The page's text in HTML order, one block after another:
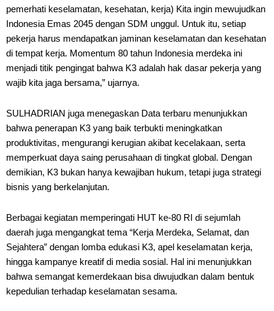
pemerhati keselamatan, kesehatan, kerja) Kita ingin mewujudkan
Indonesia Emas 2045 dengan SDM unggul. Untuk itu, setiap
pekerja harus mendapatkan jaminan keselamatan dan kesehatan
di tempat kerja. Momentum 80 tahun Indonesia merdeka ini
menjadi titik pengingat bahwa K3 adalah hak dasar pekerja yang
wajib kita jaga bersama,” ujarnya.
SULHADRIAN juga menegaskan Data terbaru menunjukkan
bahwa penerapan K3 yang baik terbukti meningkatkan
produktivitas, mengurangi kerugian akibat kecelakaan, serta
memperkuat daya saing perusahaan di tingkat global. Dengan
demikian, K3 bukan hanya kewajiban hukum, tetapi juga strategi
bisnis yang berkelanjutan.
Berbagai kegiatan memperingati HUT ke-80 RI di sejumlah
daerah juga mengangkat tema “Kerja Merdeka, Selamat, dan
Sejahtera” dengan lomba edukasi K3, apel keselamatan kerja,
hingga kampanye kreatif di media sosial. Hal ini menunjukkan
bahwa semangat kemerdekaan bisa diwujudkan dalam bentuk
kepedulian terhadap keselamatan sesama.